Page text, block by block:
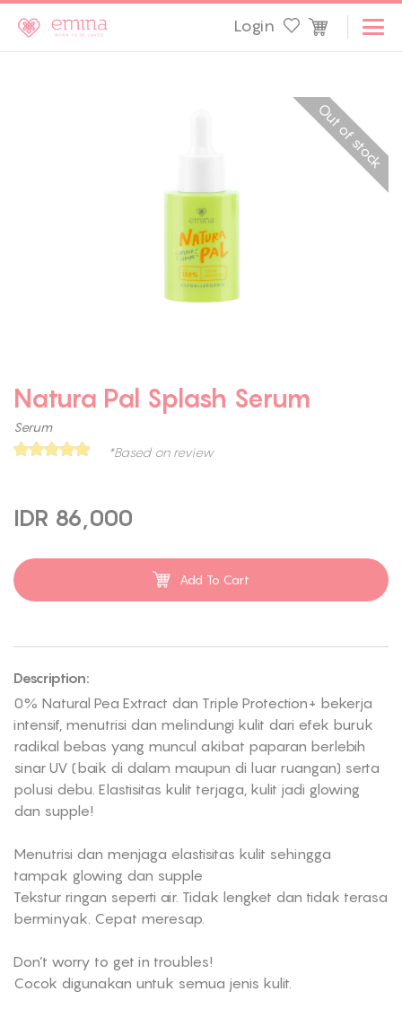
Login
Out of stock
Natura Pal Splash Serum
Serum
*Based on review
IDR 86,000
Add To Cart
Description:
0% Natural Pea Extract dan Triple Protection+ bekerja
intensif, menutrisi dan melindungi kulit dari efek buruk
radikal bebas yang muncul akibat paparan berlebih
sinar UV (baik di dalam maupun di luar ruangan) serta
polusi debu. Elastisitas kulit terjaga, kulit jadi glowing
dan supple!
Menutrisi dan menjaga elastisitas kulit sehingga
tampak glowing dan supple
Tekstur ringan seperti air. Tidak lengket dan tidak terasa
berminyak. Cepat meresap.
Don’t worry to get in troubles!
Cocok digunakan untuk semua jenis kulit.